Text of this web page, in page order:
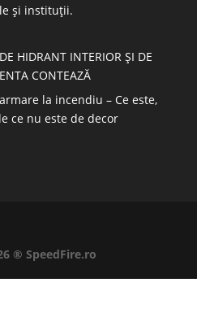
și instituții.
HIDRANT INTERIOR ȘI DE
CONTEAZĂ
la incendiu – Ce este,
ce nu este de decor
® SpeedFire.ro